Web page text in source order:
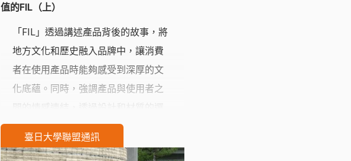
值的FIL（上）
「FIL」透過講述產品背後的故事，將
地方文化和歷史融入品牌中，讓消費
者在使用產品時能夠感受到深厚的文
化底蘊。同時，強調產品與使用者之
擇，讓消費者在使用產品時能夠感受
到來自阿蘇地區的自然與人文關懷，
臺日大學聯盟通訊